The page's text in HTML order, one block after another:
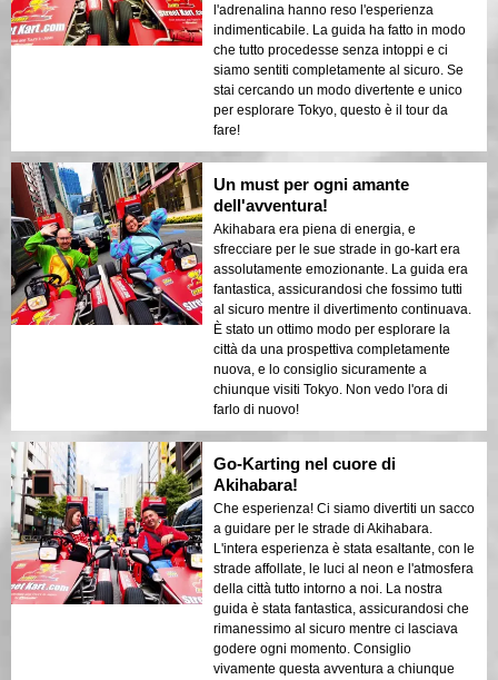
l'adrenalina hanno reso l'esperienza
indimenticabile. La guida ha fatto in modo
che tutto procedesse senza intoppi e ci
siamo sentiti completamente al sicuro. Se
stai cercando un modo divertente e unico
per esplorare Tokyo, questo è il tour da
fare!
Un must per ogni amante
dell'avventura!
Akihabara era piena di energia, e
sfrecciare per le sue strade in go-kart era
assolutamente emozionante. La guida era
fantastica, assicurandosi che fossimo tutti
al sicuro mentre il divertimento continuava.
È stato un ottimo modo per esplorare la
città da una prospettiva completamente
nuova, e lo consiglio sicuramente a
chiunque visiti Tokyo. Non vedo l'ora di
farlo di nuovo!
Go-Karting nel cuore di
Akihabara!
Che esperienza! Ci siamo divertiti un sacco
a guidare per le strade di Akihabara.
L'intera esperienza è stata esaltante, con le
strade affollate, le luci al neon e l'atmosfera
della città tutto intorno a noi. La nostra
guida è stata fantastica, assicurandosi che
rimanessimo al sicuro mentre ci lasciava
godere ogni momento. Consiglio
vivamente questa avventura a chiunque